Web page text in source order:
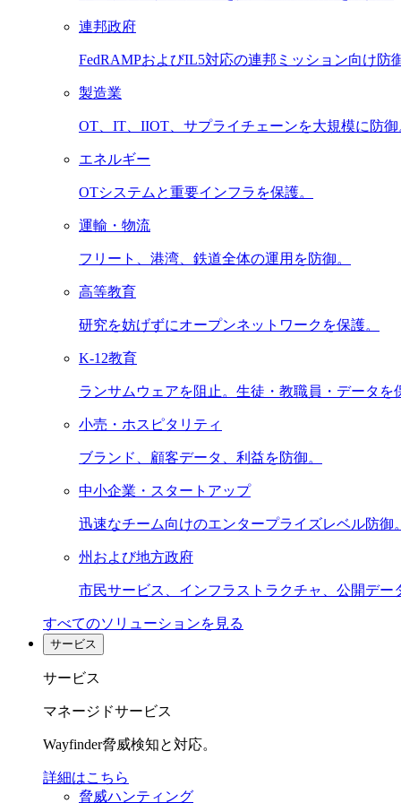
連邦政府
FedRAMPおよびIL5対応の連邦ミッション向け防御
製造業
OT、IT、IIOT、サプライチェーンを大規模に防御
エネルギー
OTシステムと重要インフラを保護。
運輸・物流
フリート、港湾、鉄道全体の運用を防御。
高等教育
研究を妨げずにオープンネットワークを保護。
K-12教育
ランサムウェアを阻止。生徒・教職員・データを
小売・ホスピタリティ
ブランド、顧客データ、利益を防御。
中小企業・スタートアップ
迅速なチーム向けのエンタープライズレベル防御。
州および地方政府
市民サービス、インフラストラクチャ、公開デー
すべてのソリューションを見る
サービス
サービス
マネージドサービス
Wayfinder脅威検知と対応。
詳細はこちら
脅威ハンティング